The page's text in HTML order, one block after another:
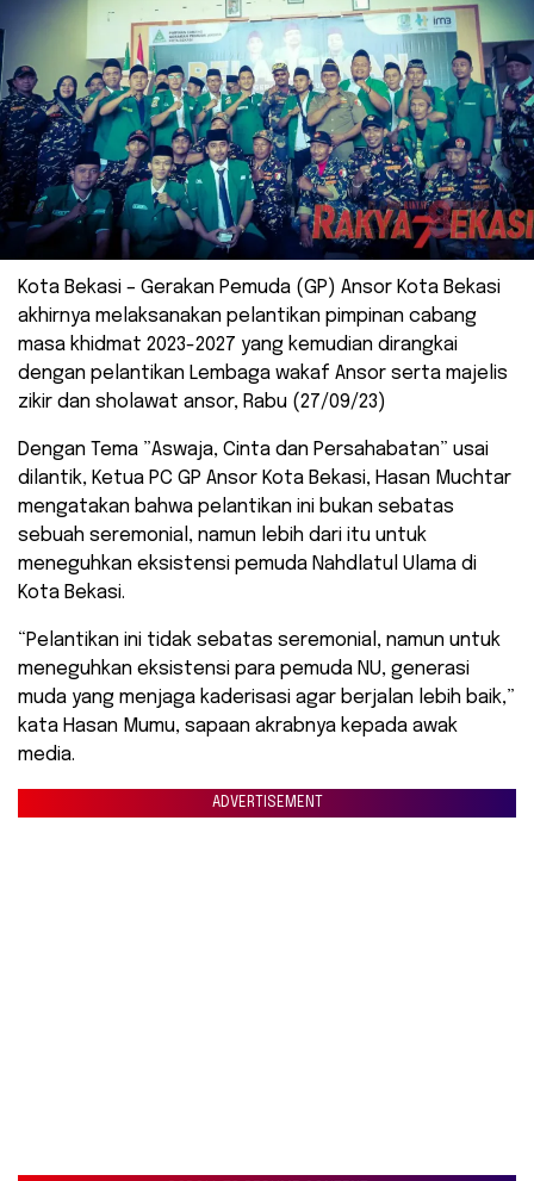
Kota Bekasi – Gerakan Pemuda (GP) Ansor Kota Bekasi
akhirnya melaksanakan pelantikan pimpinan cabang
masa khidmat 2023-2027 yang kemudian dirangkai
dengan pelantikan Lembaga wakaf Ansor serta majelis
zikir dan sholawat ansor, Rabu (27/09/23)
Dengan Tema ”Aswaja, Cinta dan Persahabatan” usai
dilantik, Ketua PC GP Ansor Kota Bekasi, Hasan Muchtar
mengatakan bahwa pelantikan ini bukan sebatas
sebuah seremonial, namun lebih dari itu untuk
meneguhkan eksistensi pemuda Nahdlatul Ulama di
Kota Bekasi.
“Pelantikan ini tidak sebatas seremonial, namun untuk
meneguhkan eksistensi para pemuda NU, generasi
muda yang menjaga kaderisasi agar berjalan lebih baik,”
kata Hasan Mumu, sapaan akrabnya kepada awak
media.
ADVERTISEMENT